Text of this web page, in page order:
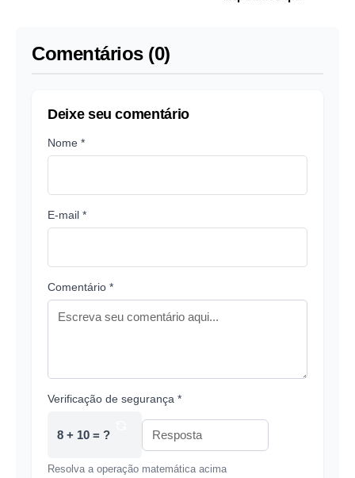
Comentários (0)
Deixe seu comentário
Nome *
E-mail *
Comentário *
Verificação de segurança *
8 + 10 = ?
Resolva a operação matemática acima